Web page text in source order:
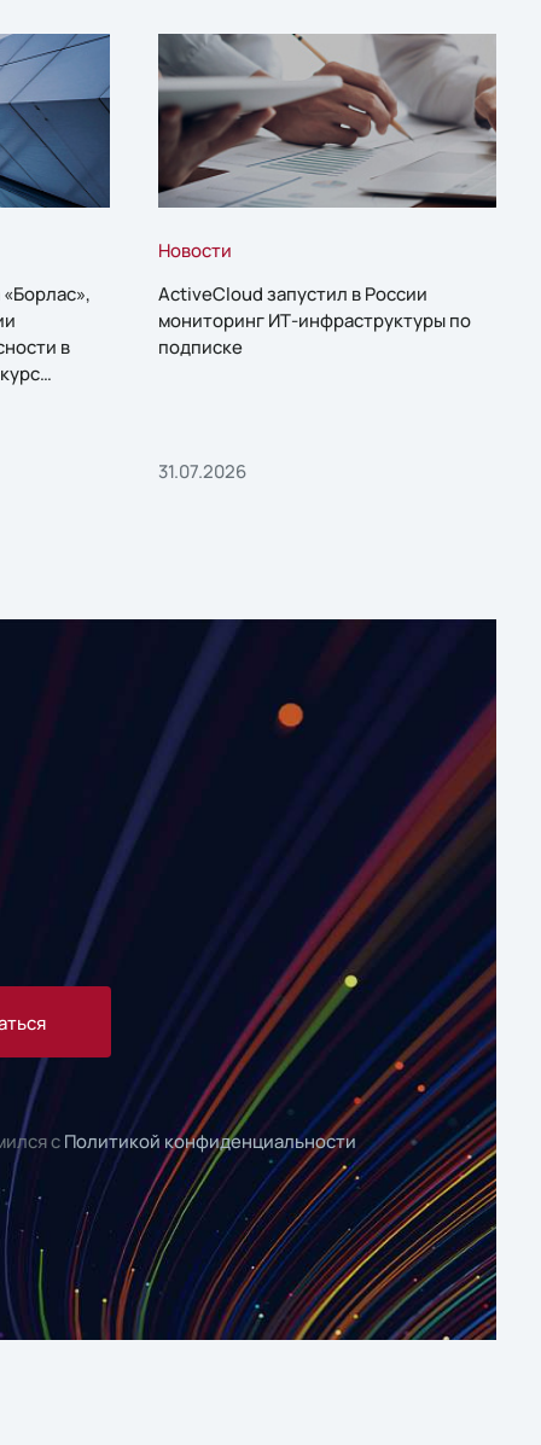
в
Новости
ActiveCloud запустил в России
мониторинг ИТ-инфраструктуры по
подписке
31.07.2026
сПолитикой конфиденциальности